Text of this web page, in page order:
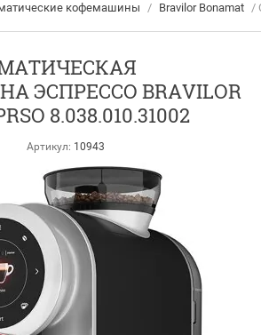
кофемашины / Bravilor Bonamat /
ЭСПРЕССО BRAVILOR
8.038.010.31002
Артикул: 10943